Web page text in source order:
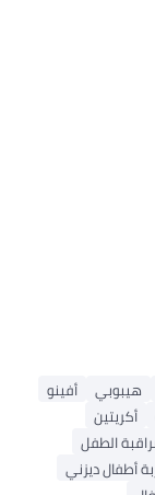
هيبوبي
أفينو
أكريتين
الطفل
أطفال ديزني